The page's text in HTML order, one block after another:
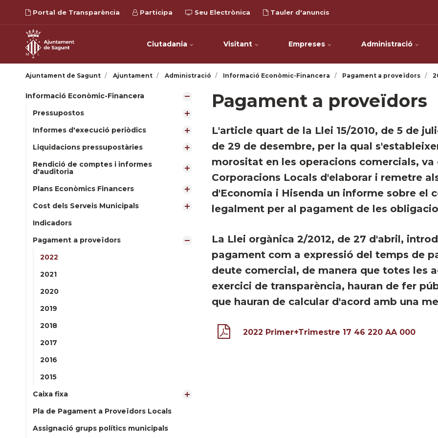
Portal de Transparència Participa Seu Electrònica Tauler d'anuncis
Ciutadania Visitant Empreses Administració
Ajuntament de Sagunt Ajuntament Administració Informació Econòmic-Financera Pagament a proveïdors
Informació Econòmic-Financera
Pressupostos
Informes d'execució periòdics
Liquidacions pressupostàries
Rendició de comptes i informes
d'auditoria
Plans Econòmics Financers
Cost dels Serveis Municipals
Indicadors
Pagament a proveïdors
2022
2021
2020
2019
2018
2017
2016
2015
Caixa fixa
Pla de Pagament a Proveïdors Locals
Assignació grups polítics municipals
Pagament a proveïdors
L'article quart de la Llei 15/2010, de 5 de
de 29 de desembre, per la qual
morositat en les operacions comercials,
Corporacions Locals d'elaborar i remetre
d'Economia i Hisenda un informe sobre el
legalment per al pagament de les
La Llei orgànica 2/2012, de 27 d'abril,
pagament com a expressió del temps de
deute comercial, de manera que totes les
exercici de transparència, hauran de fer
que hauran de calcular d'acord amb una
2022 Primer+Trimestre 17 46 220 AA 000